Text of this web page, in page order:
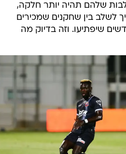
שלהם תהיה יותר חלקה,
לשלב בין שחקנים שמכירים
שיפתיעו. וזה בדיוק מה